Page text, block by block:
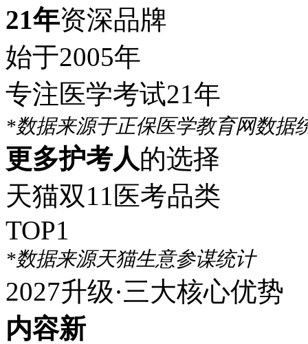
21年资深品牌
始于2005年
专注医学考试21年
*数据来源于正保医学教育网数据
更多护考人的选择
天猫双11医考品类
TOP1
*数据来源天猫生意参谋统计
2027升级·三大核心优势
内容新